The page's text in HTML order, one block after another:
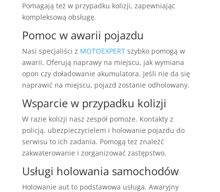
Pomagają też w przypadku kolizji, zapewniając
kompleksową obsługę.
Pomoc w awarii pojazdu
Nasi specjaliści z MOTOEXPERTszybko pomogą w
awarii. Oferują naprawy na miejscu, jak wymiana
opon czy doładowanie akumulatora. Jeśli nie da się
naprawić na miejscu, pojazd zostanie odholowany.
Wsparcie w przypadku kolizji
W razie kolizji nasz zespół pomoże. Kontakty z
policją, ubezpieczycielem i holowanie pojazdu do
serwisu to ich zadania. Pomogą też znaleźć
zakwaterowanie i zorganizować zastępstwo.
Usługi holowania samochodów
Holowanie aut to podstawowa usługa. Awaryjny